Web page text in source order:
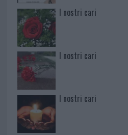
I nostri cari
I nostri cari
I nostri cari